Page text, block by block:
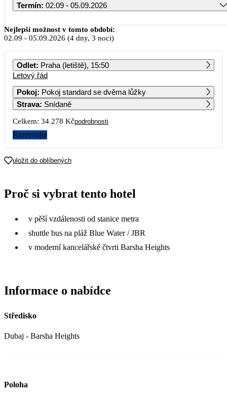
Termín: 02.09 - 05.09.2026
Září 2026
PO ÚT ST ČT PÁ SO NE
17 959 17 139 24 069 24 069 20 689 19 869
7 8
14
21 22
Nejlepší možnost v tomto období:
02.09 - 05.09.2026 (4 dny, 3 noci)
Odlet: Praha (letiště), 15:50
Letový řád
Pokoj: Pokoj standard se dvěma lůžky
Strava: Snídaně
Celkem: 34 278 Kčpodrobnosti
Rezervujte
uložit do oblíbených
Proč si vybrat tento hotel
v pěší vzdálenosti od stanice metra
shuttle bus na pláž Blue Water / JBR
v moderní kancelářské čtvrti Barsha Heights
Informace o nabídce
Středisko
Dubaj - Barsha Heights
Poloha